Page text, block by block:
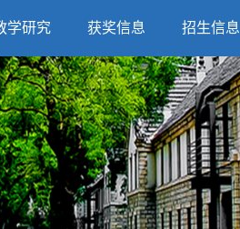
学研究 获奖信息 招生信息